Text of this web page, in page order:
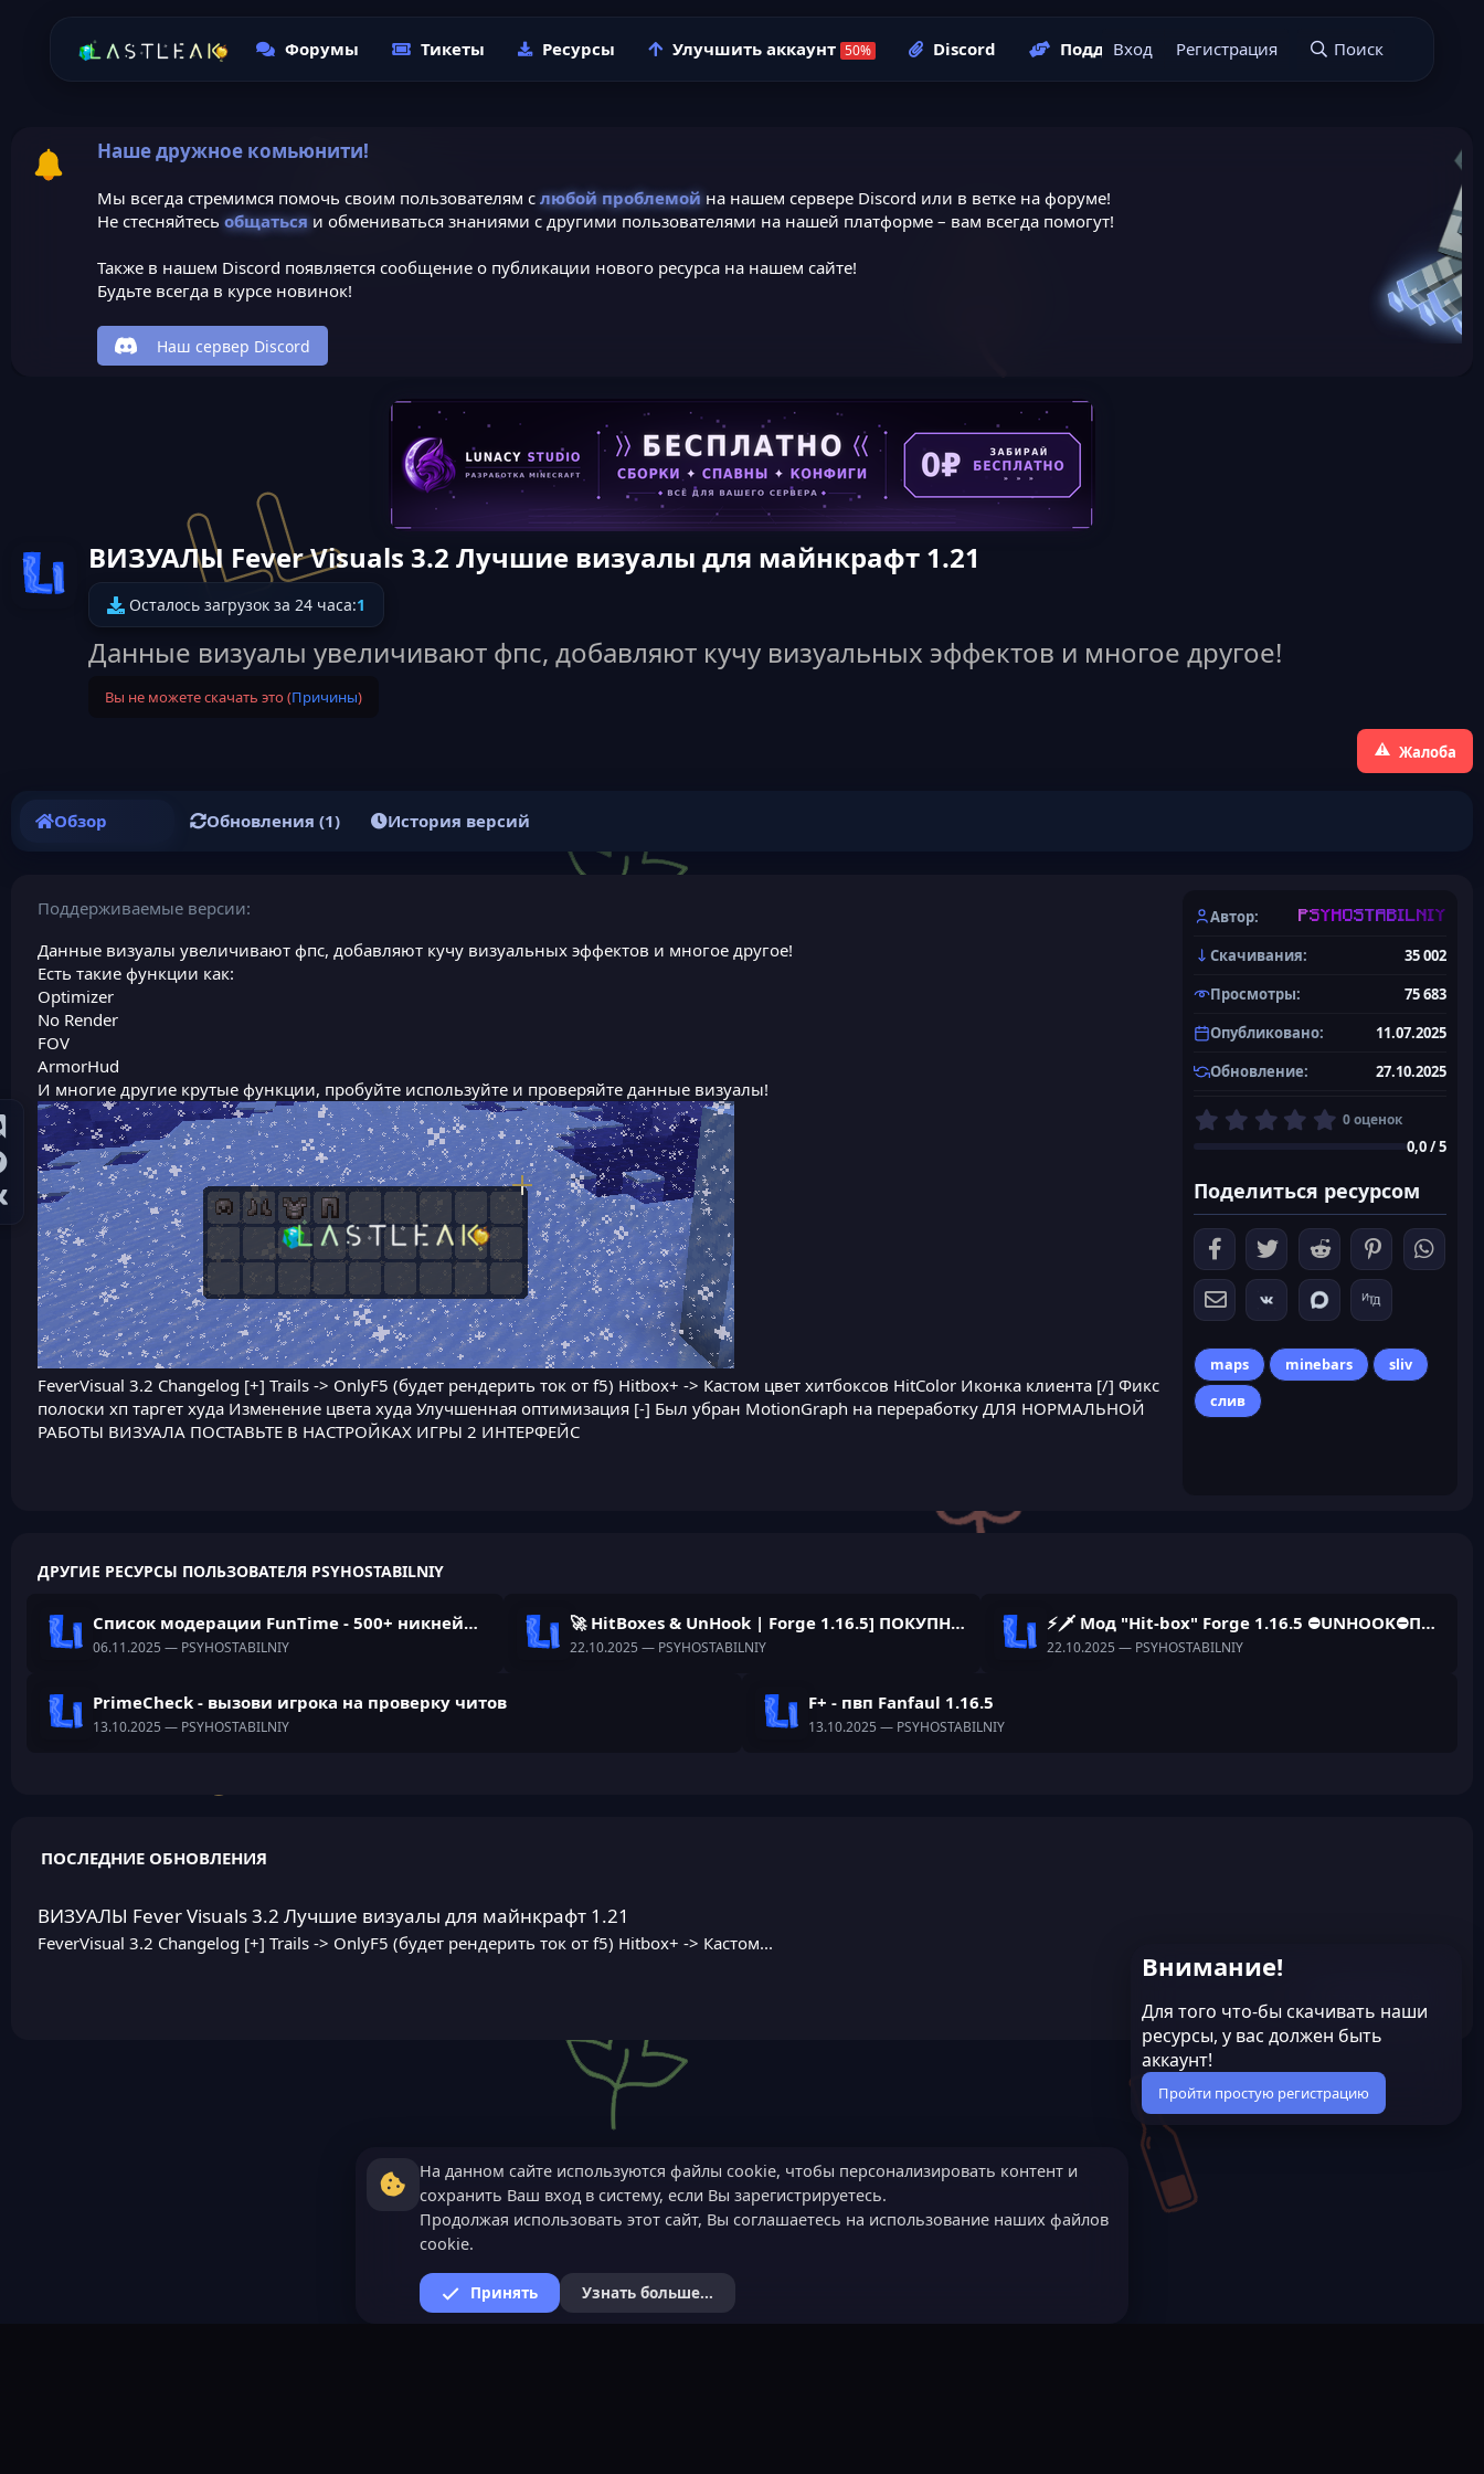
Форумы Тикеты Ресурсы Улучшить аккаунт Discord Поддержать нас Подать заявку
Вход Регистрация Поиск
Наше дружное комьюнити!
Мы всегда стремимся помочь своим пользователям с любой проблемойна нашем сервере Discord или в ветке на форуме!
Не стесняйтесь общатьсяи обмениваться знаниями с другими пользователями на нашей платформе – вам всегда помогут!
Также в нашем Discord появляется сообщение о публикации нового ресурса на нашем сайте!
Будьте всегда в курсе новинок!
Наш сервер Discord
Иконка ресурса
ВИЗУАЛЫ Fever Visuals 3.2 Лучшие визуалы для майнкрафт 1.21
Осталось загрузок за 24 часа:1
Данные визуалы увеличивают фпс, добавляют кучу визуальных эффектов и многое другое!
Вы не можете скачать это (Причины)
Жалоба
Обзор Обновления (1) История версий
Поддерживаемые версии
Данные визуалы увеличивают фпс, добавляют кучу визуальных эффектов и многое другое!
Есть такие функции как:
Optimizer
No Render
FOV
ArmorHud
И многие другие крутые функции, пробуйте используйте и проверяйте данные визуалы!
FeverVisual 3.2 Changelog [+] Trails -> OnlyF5 (будет рендерить ток от f5) Hitbox+ -> Кастом цвет хитбоксов HitColor Иконка клиента [/] Фикс
полоски хп таргет худа Изменение цвета худа Улучшенная оптимизация [-] Был убран MotionGraph на переработку ДЛЯ НОРМАЛЬНОЙ
РАБОТЫ ВИЗУАЛА ПОСТАВЬТЕ В НАСТРОЙКАХ ИГРЫ 2 ИНТЕРФЕЙС
Автор PSYHOSTABILNIY
Скачивания
35 002
Просмотры
75 683
Опубликовано
11.07.2025
Обновление
27.10.2025
0
0
з
в
ё
з
д
0 оценок
0,0 / 5
Поделиться ресурсом
maps minebars
sliv
слив
ДРУГИЕ РЕСУРСЫ ПОЛЬЗОВАТЕЛЯ PSYHOSTABILNIY
Список модерации FunTime - 500+ никнеймов
06.11.2025 — PSYHOSTABILNIY
🚀 HitBoxes & UnHook | Forge 1.16.5] ПОКУПНЫЕ🚀
22.10.2025 — PSYHOSTABILNIY
⚡🗡️ Мод "Hit-box" Forge 1.16.5 ⛔UNHOOK⛔ПОКУПНЫЕ🗡️⚡
22.10.2025 — PSYHOSTABILNIY
PrimeCheck - вызови игрока на проверку читов
13.10.2025 — PSYHOSTABILNIY
F+ - пвп Fanfaul 1.16.5
13.10.2025 — PSYHOSTABILNIY
ПОСЛЕДНИЕ ОБНОВЛЕНИЯ
ВИЗУАЛЫ Fever Visuals 3.2 Лучшие визуалы для майнкрафт 1.21
FeverVisual 3.2 Changelog [+] Trails -> OnlyF5 (будет рендерить ток от f5) Hitbox+ -> Кастом...
Внимание!
Для того что-бы скачивать наши
ресурсы, у вас должен быть
аккаунт!
Пройти простую регистрацию
На данном сайте используются файлы cookie, чтобы персонализировать контент и
сохранить Ваш вход в систему, если Вы зарегистрируетесь.
Продолжая использовать этот сайт, Вы соглашаетесь на использование наших файлов
cookie.
Принять Узнать больше...